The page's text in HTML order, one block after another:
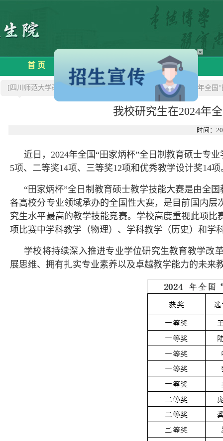
首 页 学院概况 招生信息
[四川师范大学研究生院] >>我校研究生在2024年全
我校研究生在2024年
时间：
近日，2024年全国“田家炳杯”全日制教育硕士专
5项、二等奖14项、三等奖12项和优秀教学设计奖14项
“田家炳杯”全日制教育硕士教学技能大赛是由全
各高校分专业领域承办的全国性大赛，是目前国内
究生水平最高的教学技能竞赛。学校高度重视此项
项比赛中学科教学（物理）、学科教学（历史）和学
学校将持续深入推进专业学位研究生教育教学改
展思维、拥有扎实专业素养以及卓越教学能力的未来
×